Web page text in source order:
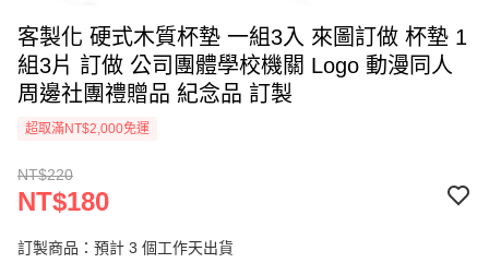
客製化 硬式木質杯墊 一組3入 來圖訂做 杯墊 1
組3片 訂做 公司團體學校機關 Logo 動漫同人
周邊社團禮贈品 紀念品 訂製
超取滿NT$2,000免運
NT$220
NT$180
訂製商品：預計 3 個工作天出貨